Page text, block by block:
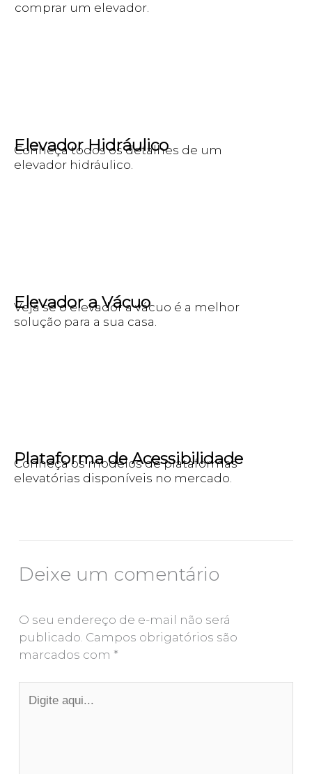
comprar um elevador.
Elevador Hidráulico
Conheça todos os detalhes de um
elevador hidráulico.
Elevador a Vácuo
Veja se o elevador a vácuo é a melhor
solução para a sua casa.
Plataforma de Acessibilidade
Conheça os modelos de plataformas
elevatórias disponíveis no mercado.
Deixe um comentário
O seu endereço de e-mail não será
publicado. Campos obrigatórios são
marcados com *
aqui...